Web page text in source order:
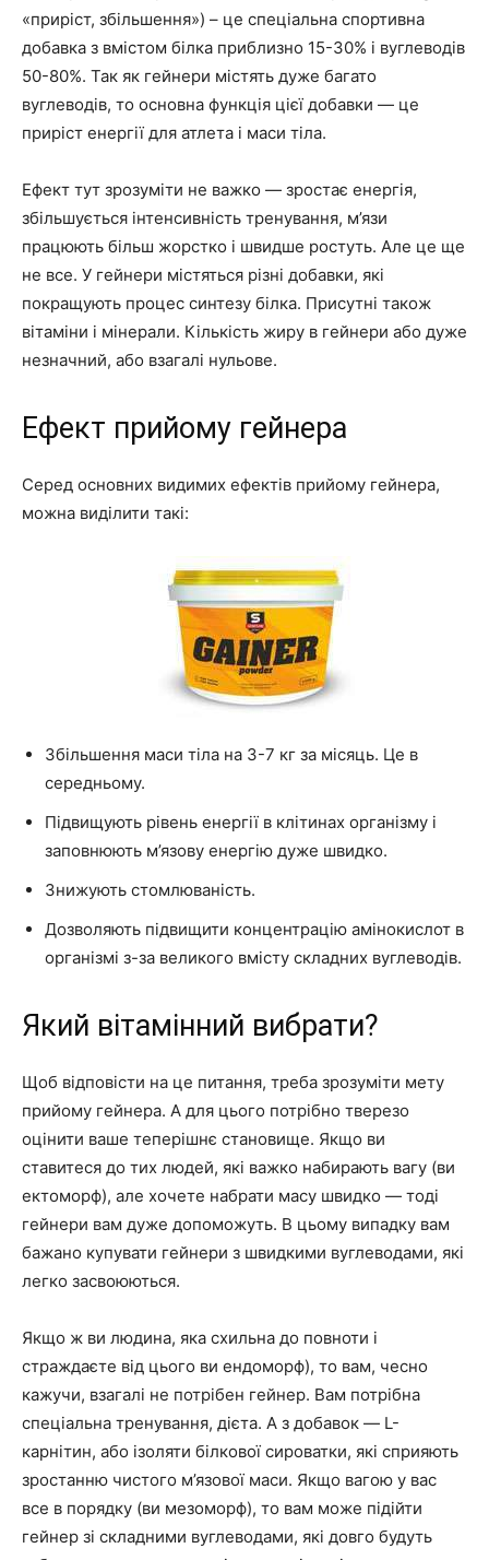
«приріст, збільшення») – це спеціальна спортивна
добавка з вмістом білка приблизно 15-30% і вуглеводів
50-80%. Так як гейнери містять дуже багато
вуглеводів, то основна функція цієї добавки — це
приріст енергії для атлета і маси тіла.
Ефект тут зрозуміти не важко — зростає енергія,
збільшується інтенсивність тренування, м’язи
працюють більш жорстко і швидше ростуть. Але це ще
не все. У гейнери містяться різні добавки, які
покращують процес синтезу білка. Присутні також
вітаміни і мінерали. Кількість жиру в гейнери або дуже
незначний, або взагалі нульове.
Ефект прийому гейнера
Серед основних видимих ефектів прийому гейнера,
можна виділити такі:
Збільшення маси тіла на 3-7 кг за місяць. Це в
середньому.
Підвищують рівень енергії в клітинах організму і
заповнюють м’язову енергію дуже швидко.
Знижують стомлюваність.
Дозволяють підвищити концентрацію амінокислот в
організмі з-за великого вмісту складних вуглеводів.
Який вітамінний вибрати?
Щоб відповісти на це питання, треба зрозуміти мету
прийому гейнера. А для цього потрібно тверезо
оцінити ваше теперішнє становище. Якщо ви
ставитеся до тих людей, які важко набирають вагу (ви
ектоморф), але хочете набрати масу швидко — тоді
гейнери вам дуже допоможуть. В цьому випадку вам
бажано купувати гейнери з швидкими вуглеводами, які
легко засвоюються.
Якщо ж ви людина, яка схильна до повноти і
страждаєте від цього ви ендоморф), то вам, чесно
кажучи, взагалі не потрібен гейнер. Вам потрібна
спеціальна тренування, дієта. А з добавок — L-
карнітин, або ізоляти білкової сироватки, які сприяють
зростанню чистого м’язової маси. Якщо вагою у вас
все в порядку (ви мезоморф), то вам може підійти
гейнер зі складними вуглеводами, які довго будуть